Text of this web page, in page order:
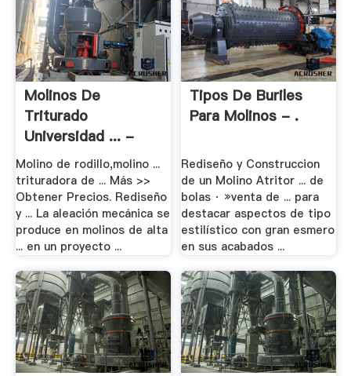
Molinos De
Triturado
Universidad ... -
Molino-De .
Molino de rodillo,molino ...
trituradora de ... Más >>
Obtener Precios. Rediseño
y ... La aleación mecánica se
produce en molinos de alta
... en un proyecto ...
Tipos De Buriles
Para Molinos - .
Rediseño y Construccion
de un Molino Atritor ... de
bolas · »venta de ... para
destacar aspectos de tipo
estilístico con gran esmero
en sus acabados ...